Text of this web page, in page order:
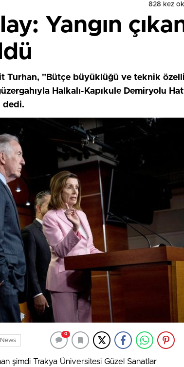
828 kez
Yangın
Turhan, "Bütçe büyüklüğü ve teknik
Halkalı-Kapıkule Demiryolu
dedi.
News
0
şimdi Trakya Üniversitesi Güzel Sanatlar